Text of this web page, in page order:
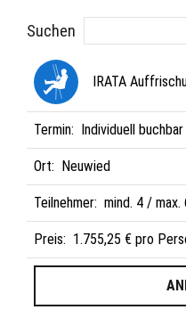
Suchen
Termin: Individuell buchbar
IRATA
Ort: Neuwied
Teilnehmer: mind. 4 / max.
Preis: 1.755,25 € pro